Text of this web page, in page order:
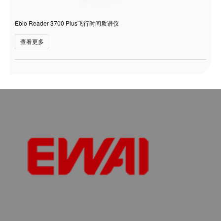
Ebio Reader 3700 Plus飞行时间质谱仪
查看更多